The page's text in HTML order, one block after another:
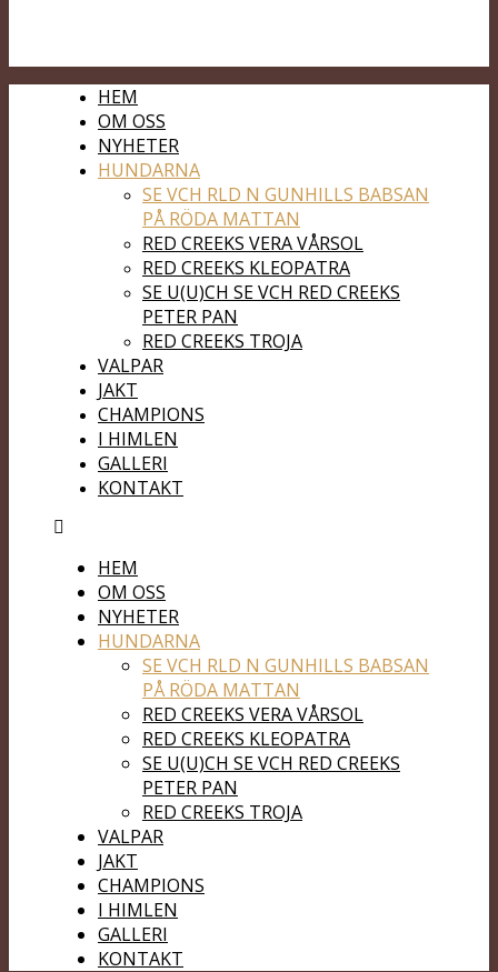
HEM
OM OSS
NYHETER
HUNDARNA
SE VCH RLD N GUNHILLS BABSAN
PÅ RÖDA MATTAN
RED CREEKS VERA VÅRSOL
RED CREEKS KLEOPATRA
SE U(U)CH SE VCH RED CREEKS
PETER PAN
RED CREEKS TROJA
VALPAR
JAKT
CHAMPIONS
I HIMLEN
GALLERI
KONTAKT
HEM
OM OSS
NYHETER
HUNDARNA
SE VCH RLD N GUNHILLS BABSAN
PÅ RÖDA MATTAN
RED CREEKS VERA VÅRSOL
RED CREEKS KLEOPATRA
SE U(U)CH SE VCH RED CREEKS
PETER PAN
RED CREEKS TROJA
VALPAR
JAKT
CHAMPIONS
I HIMLEN
GALLERI
KONTAKT